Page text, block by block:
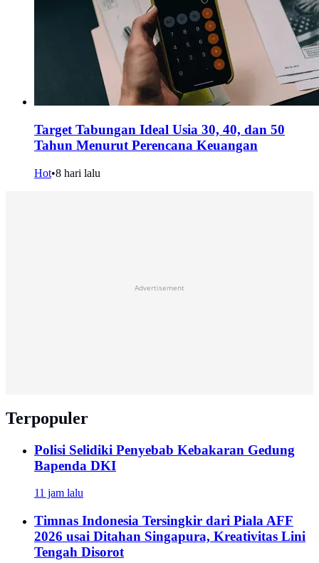
Target Tabungan Ideal Usia 30, 40, dan 50
Tahun Menurut Perencana Keuangan
Hot•8 hari lalu
Advertisement
Terpopuler
Polisi Selidiki Penyebab Kebakaran Gedung
Bapenda DKI
11 jam lalu
Timnas Indonesia Tersingkir dari Piala AFF
2026 usai Ditahan Singapura, Kreativitas Lini
Tengah Disorot